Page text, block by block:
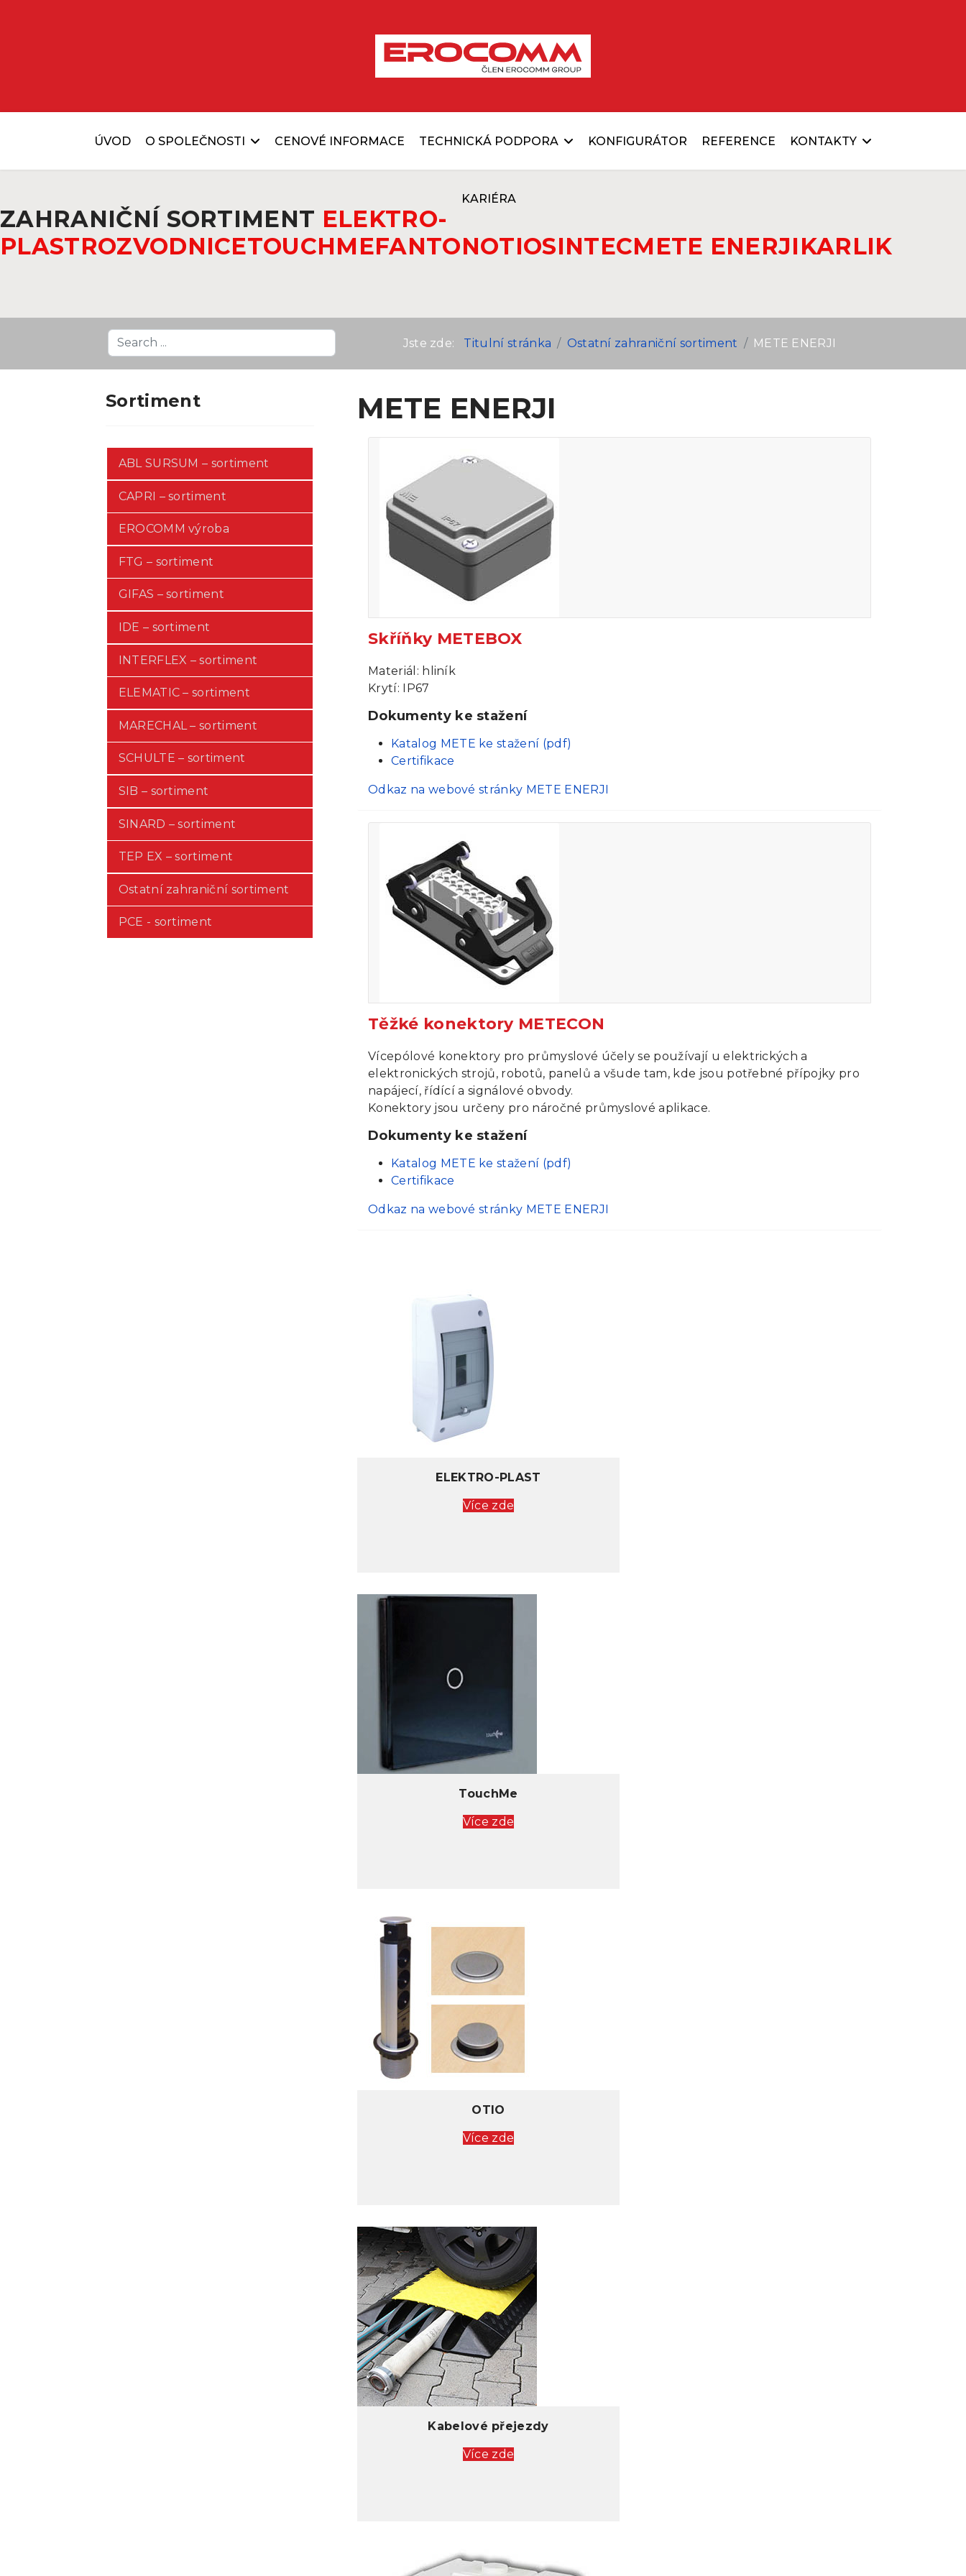
ÚVOD O SPOLEČNOSTI CENOVÉ INFORMACE TECHNICKÁ PODPORA KONFIGURÁTOR REFERENCE KONTAKTY
KARIÉRA
ZAHRANIČNÍ SORTIMENT ELEKTRO-
PLASTROZVODNICETOUCHMEFANTONOTIOSINTECMETE ENERJIKARLIK
Search
...
Jste zde: Titulní stránka Ostatní zahraniční sortiment METE ENERJI
Sortiment
ABL SURSUM – sortiment
CAPRI – sortiment
EROCOMM výroba
FTG – sortiment
GIFAS – sortiment
IDE – sortiment
INTERFLEX – sortiment
ELEMATIC – sortiment
MARECHAL – sortiment
SCHULTE – sortiment
SIB – sortiment
SINARD – sortiment
TEP EX – sortiment
Ostatní zahraniční sortiment
PCE - sortiment
METE ENERJI
Skříňky METEBOX
Materiál: hliník
Krytí: IP67
Dokumenty ke stažení
Katalog METE ke stažení (pdf)
Certifikace
Odkaz na webové stránky METE ENERJI
Těžké konektory METECON
Vícepólové konektory pro průmyslové účely se používají u elektrických a
elektronických strojů, robotů, panelů a všude tam, kde jsou potřebné přípojky pro
napájecí, řídící a signálové obvody.
Konektory jsou určeny pro náročné průmyslové aplikace.
Dokumenty ke stažení
Katalog METE ke stažení (pdf)
Certifikace
Odkaz na webové stránky METE ENERJI
ELEKTRO-PLAST
Více zde
TouchMe
Více zde
OTIO
Více zde
Kabelové přejezdy
Více zde